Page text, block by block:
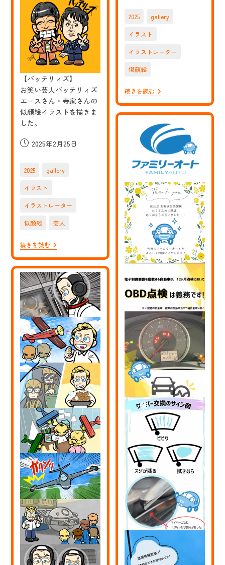
く
ん・
松
リ
さ
お
笑
い
芸
人
ネ
コ
ニ
ズ
の、
赤
ち
ゃ
忠
マ
ゲ
の
顔
ラ
ス
ト
を
描
き
ま
し
た
開
日:
2025 gallery
イラスト
イラストレーター
似顔絵
続きを読む【田
中
俊
行
さ
ん】
呪
物
コ
レ
ク
タ
ー
田
中
俊
行
さ
ん
の
似
顔
イ
ラ
ス
ト
を
描
き
ま
し
た。
#
祝
祭
の
呪
物
展
#
呪
物
書
店
【バッテリィズ】
お笑い芸人バッテリィズ
エースさん・寺家さんの
似顔絵イラストを描きま
した。
投
開
日:
2025年2月25日
2025 gallery
イラスト
イラストレーター
似顔絵 芸人
続きを読む【バ
ッ
テ
リ
ィ
ズ】
お
笑
い
芸
人
バ
ッ
テ
リ
ィ
ズ
エ
ー
ス
さ
ん・
寺
家
さ
ん
の
似
顔
絵
イ
ラ
ス
ト
を
描
き
ま
し
た。